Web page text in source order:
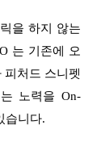
을 하지 않는
는 기존에 오
피처드 스니펫
노력을 On-
습니다.